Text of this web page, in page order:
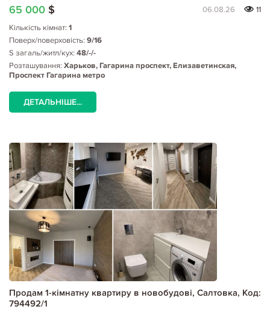
65 000 $ 06.08.26
11
Кількість кімнат: 1
Поверх/поверховість: 9/16
S загаль/житл/кух: 48/-/-
Розташування: Харьков, Гагарина проспект, Елизаветинская,
Проспект Гагарина метро
ДЕТАЛЬНІШЕ...
Продам 1-кімнатну квартиру в новобудові, Салтовка, Код:
794492/1